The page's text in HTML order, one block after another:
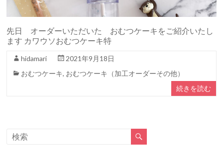
先日 オーダーいただいた おむつケーキをご紹介いたし
ます カワウソおむつケーキ特
hidamari
2021年9月18日
おむつケーキ, おむつケーキ（加工オーダーその他）
続きを読む